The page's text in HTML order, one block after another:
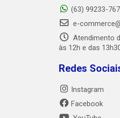
(63) 99233-
e-
Atendimento
às 12h e das
Redes
Instagram
Facebook